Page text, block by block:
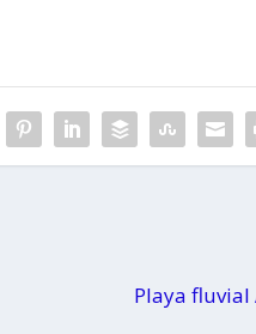
Playa fluvial